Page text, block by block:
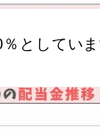
としていま